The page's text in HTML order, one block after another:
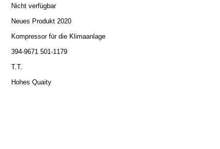
Nicht verfügbar
Neues Produkt 2020
Kompressor für die Klimaanlage
394-9671 501-1179
T.T.
Hohes Quaity